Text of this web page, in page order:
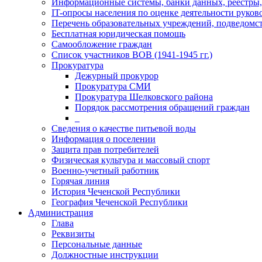
Информационные системы, банки данных,
IT-опросы населения по оценке деятельности
Перечень образовательных учреждений,
Бесплатная юридическая помощь
Самообложение граждан
Список участников ВОВ (1941-1945 гг.)
Прокуратура
Дежурный прокурор
Прокуратура СМИ
Прокуратура Шелковского района
Порядок рассмотрения обращений граждан
Сведения о качестве питьевой воды
Информация о поселении
Защита прав потребителей
Физическая культура и массовый спорт
Военно-учетный работник
Горячая линия
История Чеченской Республики
География Чеченской Республики
Администрация
Глава
Реквизиты
Персональные данные
Должностные инструкции